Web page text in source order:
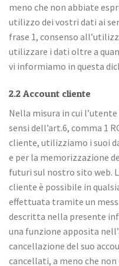
meno che non abbiate
utilizzo dei vostri dati ai
frase 1, consenso
utilizzare i dati oltre a
vi informiamo in questa
2.2 Account cliente
Nella misura in cui
sensi dell’art.6, comma 1
cliente, utilizziamo i suoi
e per la memorizzazione
futuri sul nostro sito web.
cliente è possibile in
effettuata tramite un
descritta nella presente
una funzione apposita
cancellazione del suo
cancellati, a meno che